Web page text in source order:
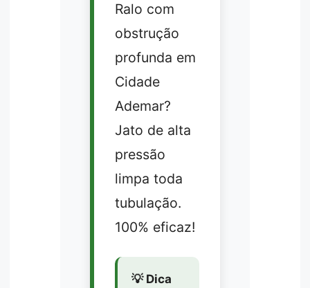
Ralo com
obstrução
profunda em
Cidade
Ademar?
Jato de alta
pressão
limpa toda
tubulação.
100% eficaz!
💡 Dica